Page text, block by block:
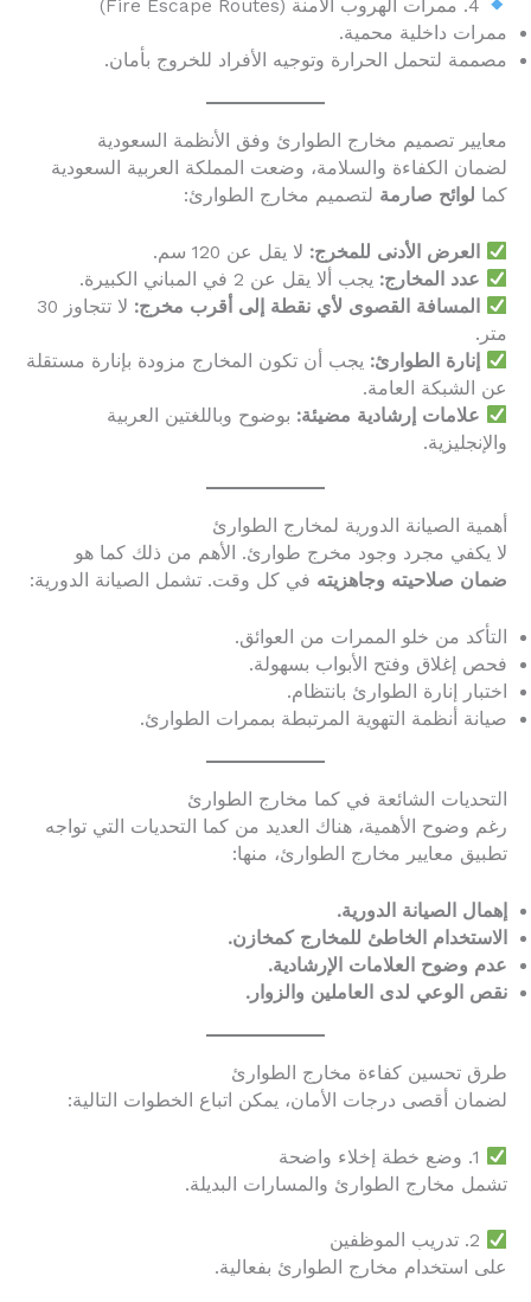
ممرات داخلية محمية.
مصممة لتحمل الحرارة وتوجيه الأفراد للخروج بأمان.
معايير تصميم مخارج الطوارئ وفق الأنظمة السعودية
لضمان الكفاءة والسلامة، وضعت المملكة العربية السعودية
كما لوائح صارمة لتصميم مخارج الطوارئ:
العرض الأدنى للمخرج: لا يقل عن 120 سم.
عدد المخارج: يجب ألا يقل عن 2 في المباني الكبيرة.
المسافة القصوى لأي نقطة إلى أقرب مخرج:
لا تتجاوز 30
متر.
إنارة الطوارئ: يجب أن تكون المخارج مزودة بإنارة مستقلة
عن الشبكة العامة.
علامات إرشادية مضيئة: بوضوح وباللغتين العربية
والإنجليزية.
أهمية الصيانة الدورية لمخارج الطوارئ
لا يكفي مجرد وجود مخرج طوارئ. الأهم من ذلك كما هو
ضمان صلاحيته وجاهزيته في كل وقت. تشمل الصيانة الدورية:
التأكد من خلو الممرات من العوائق.
فحص إغلاق وفتح الأبواب بسهولة.
اختبار إنارة الطوارئ بانتظام.
صيانة أنظمة التهوية المرتبطة بممرات الطوارئ.
التحديات الشائعة في كما مخارج الطوارئ
رغم وضوح الأهمية، هناك العديد من كما التحديات التي تواجه
تطبيق معايير مخارج الطوارئ، منها:
إهمال الصيانة الدورية.
الاستخدام الخاطئ للمخارج كمخازن.
عدم وضوح العلامات الإرشادية.
نقص الوعي لدى العاملين والزوار.
طرق تحسين كفاءة مخارج الطوارئ
لضمان أقصى درجات الأمان، يمكن اتباع الخطوات التالية:
تشمل مخارج الطوارئ والمسارات البديلة.
على استخدام مخارج الطوارئ بفعالية.